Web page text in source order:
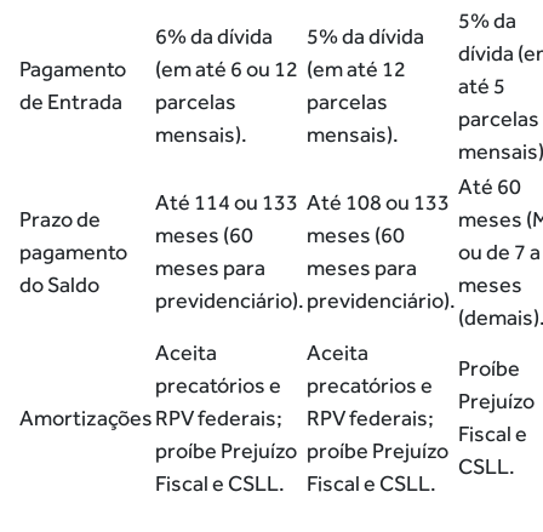
Pagamento
de Entrada
6% da dívida
(em até 6 ou 12
parcelas
mensais).
5% da dívida
(em até 12
parcelas
mensais).
5% da
dívida
até 5
parcelas
Prazo de
pagamento
do Saldo
Até 114 ou 133
meses (60
meses para
previdenciário).
Até 108 ou 133
meses (60
meses para
previdenciário).
Até 60
meses
ou de 7
meses
Amortizações
Aceita
precatórios e
RPV federais;
proíbe Prejuízo
Fiscal e CSLL.
Aceita
precatórios e
RPV federais;
proíbe Prejuízo
Fiscal e CSLL.
Proíbe
Prejuízo
Fiscal e
CSLL.